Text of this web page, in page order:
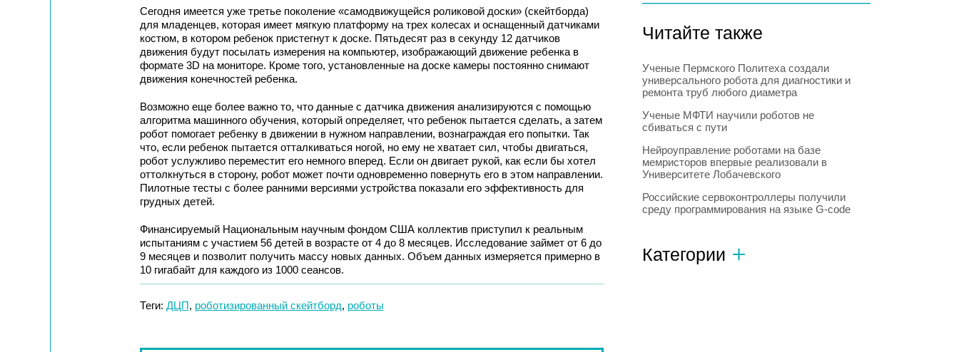
Сегодня имеется уже третье поколение «самодвижущейся роликовой доски» (скейтборда)
для младенцев, которая имеет мягкую платформу на трех колесах и оснащенный датчиками
костюм, в котором ребенок пристегнут к доске. Пятьдесят раз в секунду 12 датчиков
движения будут посылать измерения на компьютер, изображающий движение ребенка в
формате 3D на мониторе. Кроме того, установленные на доске камеры постоянно снимают
движения конечностей ребенка.
Возможно еще более важно то, что данные с датчика движения анализируются с помощью
алгоритма машинного обучения, который определяет, что ребенок пытается сделать, а затем
робот помогает ребенку в движении в нужном направлении, вознаграждая его попытки. Так
что, если ребенок пытается отталкиваться ногой, но ему не хватает сил, чтобы двигаться,
робот услужливо переместит его немного вперед. Если он двигает рукой, как если бы хотел
оттолкнуться в сторону, робот может почти одновременно повернуть его в этом направлении.
Пилотные тесты с более ранними версиями устройства показали его эффективность для
грудных детей.
Финансируемый Национальным научным фондом США коллектив приступил к реальным
испытаниям с участием 56 детей в возрасте от 4 до 8 месяцев. Исследование займет от 6 до
9 месяцев и позволит получить массу новых данных. Объем данных измеряется примерно в
10 гигабайт для каждого из 1000 сеансов.
Теги: ДЦП, роботизированный скейтборд, роботы
Читайте также
Ученые Пермского Политеха создали
универсального робота для диагностики и
ремонта труб любого диаметра
Ученые МФТИ научили роботов не
сбиваться с пути
Нейроуправление роботами на базе
мемристоров впервые реализовали в
Университете Лобачевского
Российские сервоконтроллеры получили
среду программирования на языке G-code
Категории